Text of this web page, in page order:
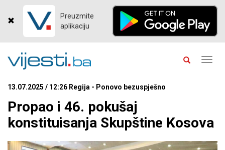
Preuzmite
aplikaciju
13.07.2025 / 12:26 Regija - Ponovo bezuspješno
Propao i 46. pokušaj
konstituisanja Skupštine Kosova